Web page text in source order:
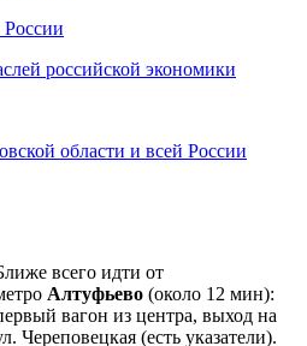
российской экономики
области и всей России
всего идти от
Алтуфьево (около 12 мин):
вагон из центра, выход на
Череповецкая (есть указатели).